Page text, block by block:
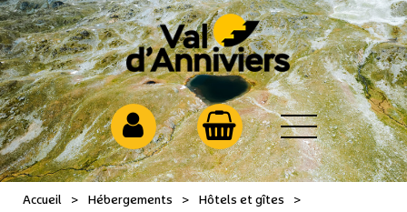
Accueil > Hébergements > Hôtels et gîtes
>